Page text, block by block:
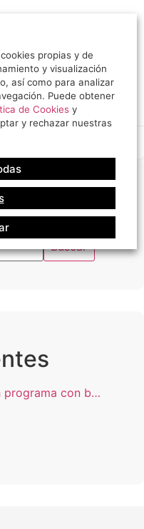
o incluso
digitalizar vuestra
forma gratuita con la
programa con b…
propias y de
y visualización
así como para analizar
Puede obtener
de Cookies y
y rechazar nuestras